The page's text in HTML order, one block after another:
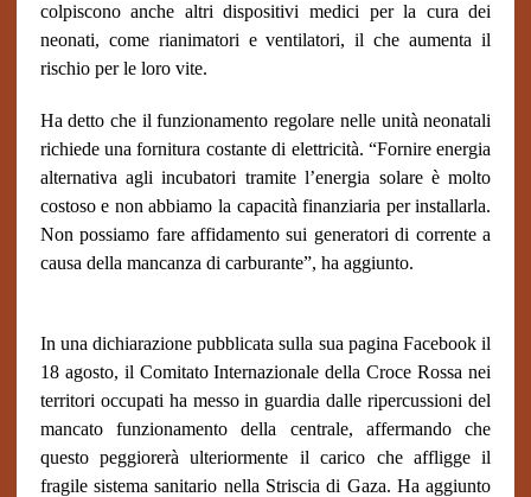
colpiscono anche altri dispositivi medici per la cura dei
neonati, come rianimatori e ventilatori, il che aumenta il
rischio per le loro vite.
Ha detto che il funzionamento regolare nelle unità neonatali
richiede una fornitura costante di elettricità. “Fornire energia
alternativa agli incubatori tramite l’energia solare è molto
costoso e non abbiamo la capacità finanziaria per installarla.
Non possiamo fare affidamento sui generatori di corrente a
causa della mancanza di carburante”, ha aggiunto.
In una dichiarazione pubblicata sulla sua pagina Facebook il
18 agosto, il Comitato Internazionale della Croce Rossa nei
territori occupati ha messo in guardia dalle ripercussioni del
mancato funzionamento della centrale, affermando che
questo peggiorerà ulteriormente il carico che affligge il
fragile sistema sanitario nella Striscia di Gaza. Ha aggiunto